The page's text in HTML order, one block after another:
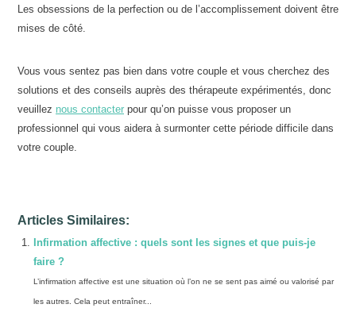
Les obsessions de la perfection ou de l’accomplissement doivent être
mises de côté.
Vous vous sentez pas bien dans votre couple et vous cherchez des
solutions et des conseils auprès des thérapeute expérimentés, donc
veuillez nous contacter pour qu’on puisse vous proposer un
professionnel qui vous aidera à surmonter cette période difficile dans
votre couple.
Articles Similaires:
Infirmation affective : quels sont les signes et que puis-je
faire ?
L’infirmation affective est une situation où l’on ne se sent pas aimé ou valorisé par
les autres. Cela peut entraîner...